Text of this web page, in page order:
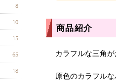
8
10
15
65
18
商品紹介
カラフルな三角
原色のカラフル